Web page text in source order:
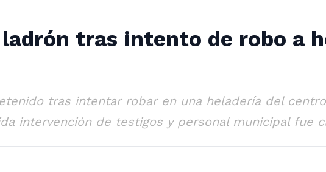
tras intento de robo a
tras intentar robar en una heladería del
intervención de testigos y personal municipal fue